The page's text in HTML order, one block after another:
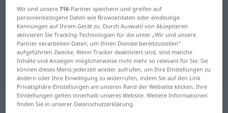
Deutsch-Portugiesisch
Übersetzung für "prägnant"
"prägnant" Portugiesisch
Übersetzung
„prägnant“
Wir und unsere716-Partner speichern und greifen auf
personenbezogene Daten wie Browserdaten oder eindeutige
Kennungen auf Ihrem Gerät zu. Durch Auswahl von Akzeptieren
aktivieren Sie Tracking-Technologien für die unter „Wir und unsere
Partner verarbeiten Daten, um Ihnen Dienste bereitzustellen“
aufgeführten Zwecke. Wenn Tracker deaktiviert sind, sind manche
Inhalte und Anzeigen möglicherweise nicht mehr so relevant für Sie. Sie
können dieses Menü jederzeit wieder aufrufen, um Ihre Einstellungen zu
ändern oder Ihre Einwilligung zu widerrufen, indem Sie auf den Link
Privatsphäre-Einstellungen am unteren Rand der Webseite klicken. Ihre
Einstellungen gelten innerhalb unseres Website. Weitere Informationen
finden Sie in unserer Datenschutzerklärung.